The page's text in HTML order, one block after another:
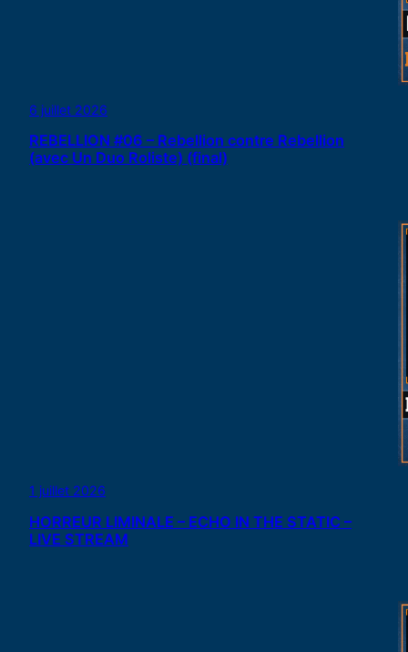
6 juillet 2026
REBELLION #06 – Rebellion contre Rebellion
(avec Un Duo Roliste) (final)
1 juillet 2026
HORREUR LIMINALE – ECHO IN THE STATIC –
LIVE STREAM